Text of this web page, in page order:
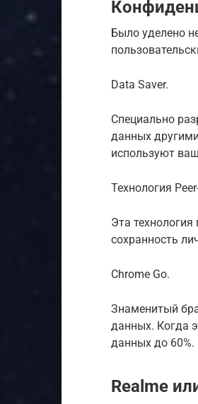
Было уделено
Data Saver.
Специально
данных
используют
Технология
Эта
сохранность
Chrome Go.
Знаменитый
данных. Когда
данных до 60%.
Realme